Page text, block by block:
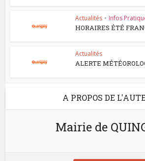
Actualités • Infos
HORAIRES ÉTÉ
Actualités
ALERTE
A PROPOS DE
Mairie de